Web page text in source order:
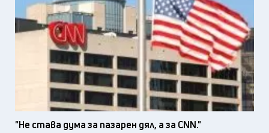
"Не става дума за пазарен дял, а за CNN."